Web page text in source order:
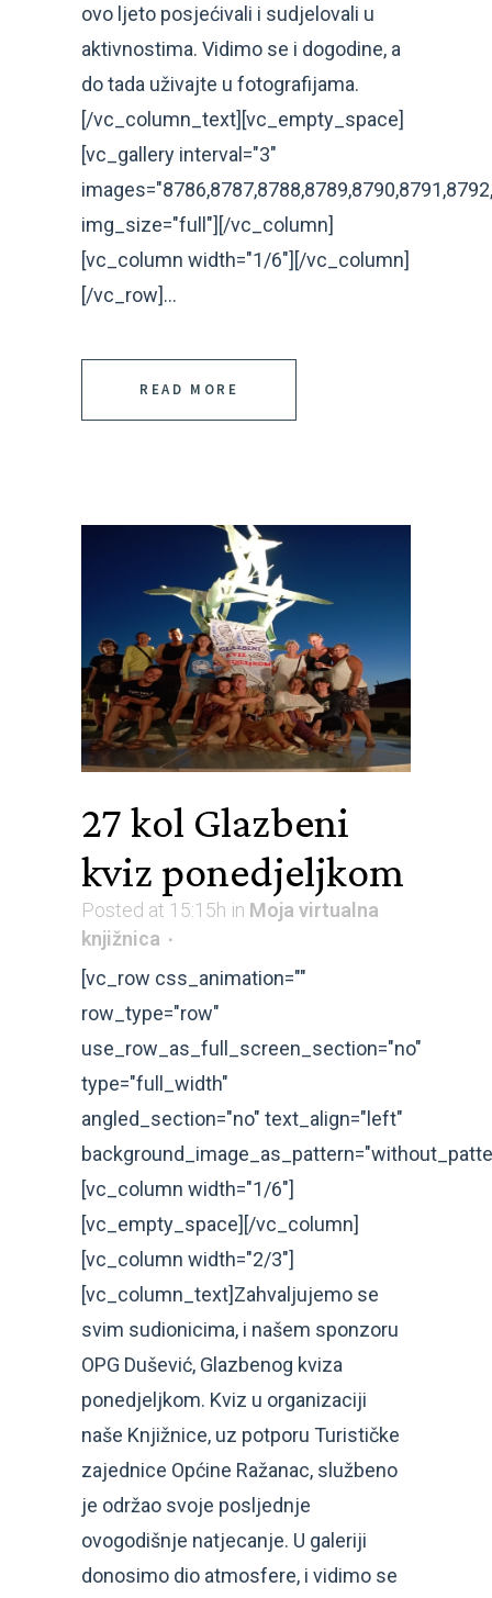
ovo ljeto posjećivali i sudjelovali u
aktivnostima. Vidimo se i dogodine, a
do tada uživajte u fotografijama.
[/vc_column_text][vc_empty_space]
[vc_gallery interval="3"
img_size="full"][/vc_column]
[vc_column width="1/6"][/vc_column]
[/vc_row]...
READ MORE
27 kol Glazbeni
kviz ponedjeljkom
Posted at 15:15h in Moja virtualna
knjižnica
[vc_row css_animation=""
row_type="row"
use_row_as_full_screen_section="no"
type="full_width"
angled_section="no" text_align="left"
[vc_column width="1/6"]
[vc_empty_space][/vc_column]
[vc_column width="2/3"]
[vc_column_text]Zahvaljujemo se
svim sudionicima, i našem sponzoru
OPG Dušević, Glazbenog kviza
ponedjeljkom. Kviz u organizaciji
naše Knjižnice, uz potporu Turističke
zajednice Općine Ražanac, službeno
je održao svoje posljednje
ovogodišnje natjecanje. U galeriji
donosimo dio atmosfere, i vidimo se